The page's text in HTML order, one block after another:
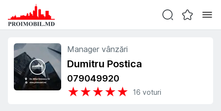
Manager vânzări
Dumitru Postica
079049920
★
★
★
★
★ 16 voturi